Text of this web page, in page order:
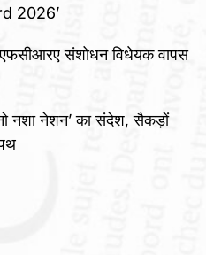
2026’
एफसीआरए संशोधन विधेयक वापस
नशा नेशन’ का संदेश, सैकड़ों